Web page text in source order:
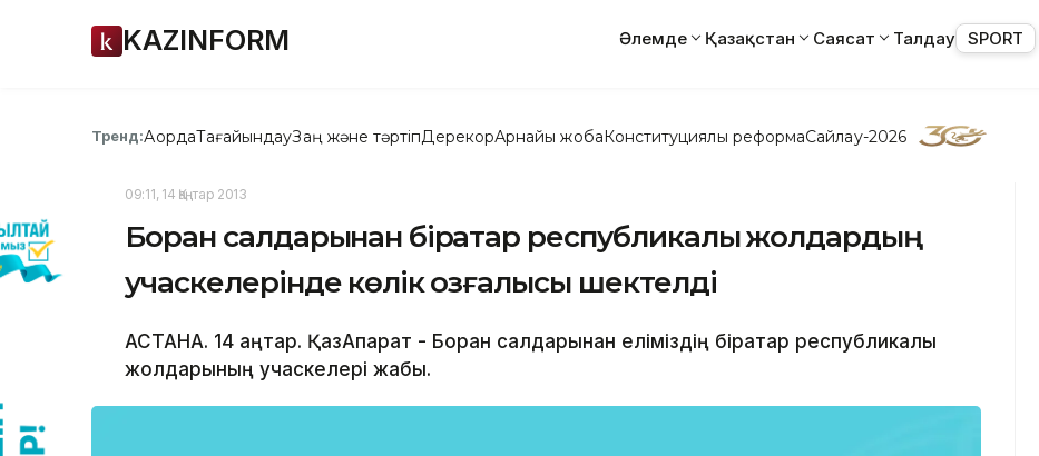
KAZINFORM Әлемде Қазақстан Саясат Талдау SPORT
Тренд:АқордаТағайындауЗаң және тәртіпДерекқорАрнайы жобаКонституциялық реформаСайлау-2026
09:11, 14 Қаңтар 2013
Боран салдарынан бірқатар республикалық жолдардың
учаскелерінде көлік қозғалысы шектелді
АСТАНА. 14 қаңтар. ҚазАқпарат - Боран салдарынан еліміздің бірқатар республикалық
жолдарының учаскелері жабық.